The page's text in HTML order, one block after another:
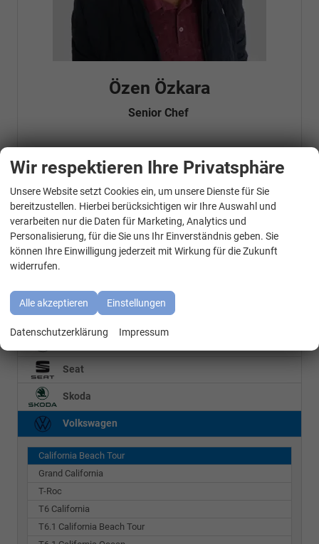
Özen Özkara
Senior Chef
Telefonnummer: 07181 - 47695 15
info@autohausrems.de
Fahrzeugnr.
Geparkte Fahrzeuge (0)
BMW
Cupra
Seat
Skoda
Volkswagen
California Beach Tour
Grand California
T-Roc
T6 California
T6.1 California Beach Tour
Wir respektieren Ihre Privatsphäre
Unsere Website setzt Cookies ein, um unsere Dienste für Sie
bereitzustellen. Hierbei berücksichtigen wir Ihre Auswahl und
verarbeiten nur die Daten für Marketing, Analytics und
Personalisierung, für die Sie uns Ihr Einverständnis geben. Sie
können Ihre Einwilligung jederzeit mit Wirkung für die Zukunft
widerrufen.
Alle akzeptieren Einstellungen
Datenschutzerklärung Impressum